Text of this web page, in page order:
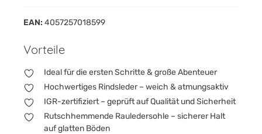
EAN: 4057257018599
Vorteile
Ideal für die ersten Schritte & große Abenteuer
Hochwertiges Rindsleder – weich & atmungsaktiv
IGR-zertifiziert – geprüft auf Qualität und Sicherheit
Rutschhemmende Rauledersohle – sicherer Halt
auf glatten Böden